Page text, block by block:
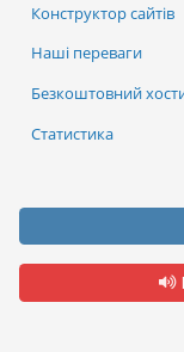
Конструктор сайтів
Наші переваги
Безкоштовний
Статистика